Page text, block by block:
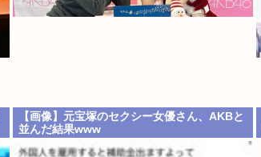
【画像】元宝塚のセクシー女優さん、AKBと
並んだ結果www